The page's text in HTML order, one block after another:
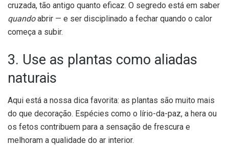
cruzada, tão antigo quanto eficaz. O segredo está em saber
quandoabrir — e ser disciplinado a fechar quando o calor
começa a subir.
3. Use as plantas como aliadas
naturais
Aqui está a nossa dica favorita: as plantas são muito mais
do que decoração. Espécies como o lírio-da-paz, a hera ou
os fetos contribuem para a sensação de frescura e
melhoram a qualidade do ar interior.